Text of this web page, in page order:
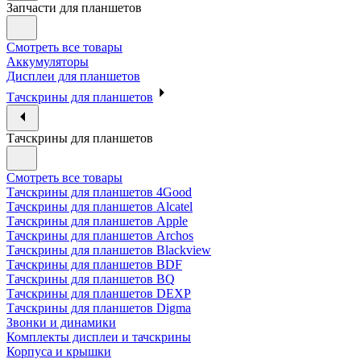
Запчасти для планшетов
Смотреть все товары
Аккумуляторы
Дисплеи для планшетов
Тачскрины для планшетов
Тачскрины для планшетов
Смотреть все товары
Тачскрины для планшетов 4Good
Тачскрины для планшетов Alcatel
Тачскрины для планшетов Apple
Тачскрины для планшетов Archos
Тачскрины для планшетов Blackview
Тачскрины для планшетов BDF
Тачскрины для планшетов BQ
Тачскрины для планшетов DEXP
Тачскрины для планшетов Digma
Звонки и динамики
Комплекты дисплеи и тачскрины
Корпуса и крышки